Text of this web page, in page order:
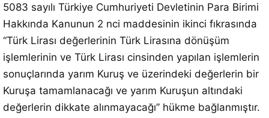
5083 sayılı Türkiye Cumhuriyeti Devletinin Para Birimi
Hakkında Kanunun 2 nci maddesinin ikinci fıkrasında
“Türk Lirası değerlerinin Türk Lirasına dönüşüm
işlemlerinin ve Türk Lirası cinsinden yapılan işlemlerin
sonuçlarında yarım Kuruş ve üzerindeki değerlerin bir
Kuruşa tamamlanacağı ve yarım Kuruşun altındaki
değerlerin dikkate alınmayacağı” hükme bağlanmıştır.